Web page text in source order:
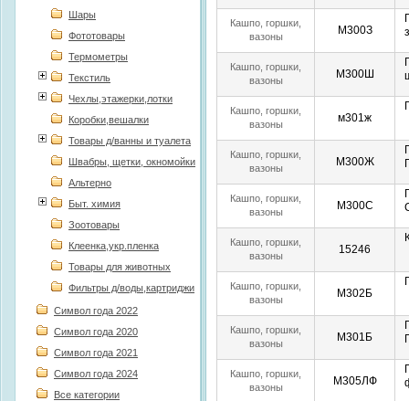
Шары
Фототовары
Термометры
Текстиль
Чехлы,этажерки,лотки
Коробки,вешалки
Товары д/ванны и туалета
Швабры, щетки, окномойки
Альтерно
Быт. химия
Зоотовары
Клеенка,укр.пленка
Товары для животных
Фильтры д/воды,картриджи
Символ года 2022
Символ года 2020
Символ года 2021
Символ года 2024
Все категории
Кашпо, горшки,
вазоны
М300З
Кашпо, горшки,
вазоны
М300Ш
Кашпо, горшки,
вазоны
м301ж
Кашпо, горшки,
вазоны
М300Ж
Кашпо, горшки,
вазоны
М300С
Кашпо, горшки,
вазоны
15246
Кашпо, горшки,
вазоны
М302Б
Кашпо, горшки,
вазоны
М301Б
Кашпо, горшки,
вазоны
М305ЛФ